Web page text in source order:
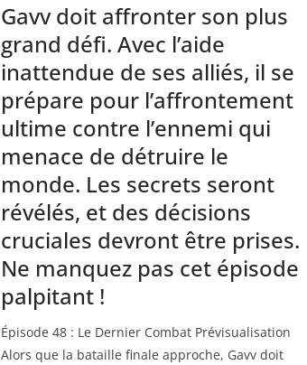
Gavv doit affronter son plus
grand défi. Avec l’aide
inattendue de ses alliés, il se
prépare pour l’affrontement
ultime contre l’ennemi qui
menace de détruire le
monde. Les secrets seront
révélés, et des décisions
cruciales devront être prises.
Ne manquez pas cet épisode
palpitant !
Épisode 48 : Le Dernier Combat Prévisualisation
Alors que la bataille finale approche, Gavv doit